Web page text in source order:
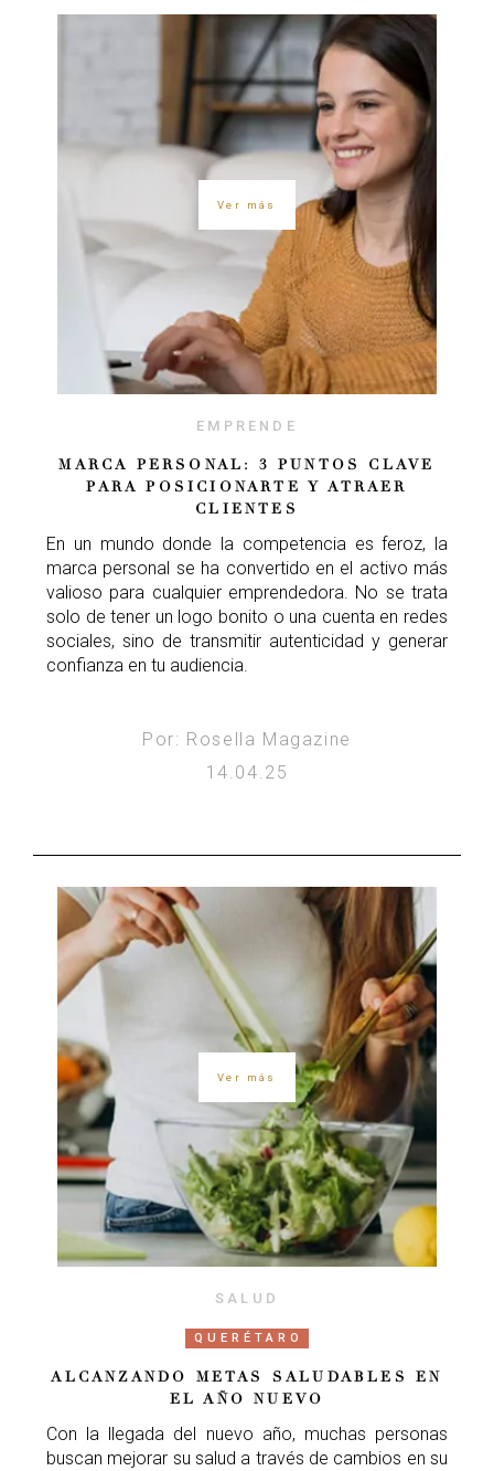
Ver más
EMPRENDE
MARCA PERSONAL: 3 PUNTOS CLAVE
PARA POSICIONARTE Y ATRAER
CLIENTES
En un mundo donde la competencia es feroz, la
marca personal se ha convertido en el activo más
valioso para cualquier emprendedora. No se trata
solo de tener un logo bonito o una cuenta en redes
sociales, sino de transmitir autenticidad y generar
confianza en tu audiencia.
Por: Rosella Magazine
14.04.25
Ver más
SALUD
QUERÉTARO
ALCANZANDO METAS SALUDABLES EN
EL AÑO NUEVO
Con la llegada del nuevo año, muchas personas
buscan mejorar su salud a través de cambios en su